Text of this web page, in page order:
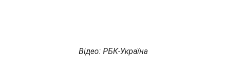
Відео: РБК-Україна